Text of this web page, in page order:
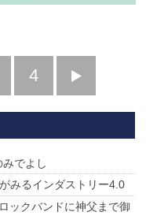
4
へ
でよし
みるインダストリー4.0
ックバンドに神父まで御